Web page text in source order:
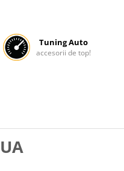
Tuning Auto
accesorii de top!